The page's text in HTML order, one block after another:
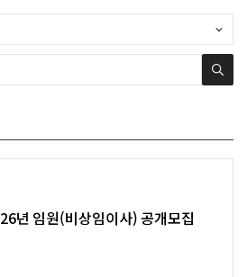
년 임원(비상임이사) 공개모집